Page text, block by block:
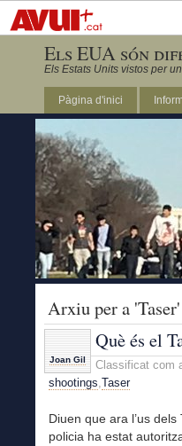
Els EUA són
Els Estats Units vistos per
Pàgina d'inici
Arxiu per a
Joan Gil
Què és el
Classificat com
shootings,Taser
Diuen que ara l’us
policia ha estat